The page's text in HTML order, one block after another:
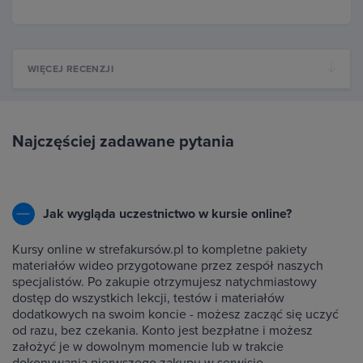
WIĘCEJ RECENZJI
Najczęściej zadawane pytania
Jak wygląda uczestnictwo w kursie online?
Kursy online w strefakursów.pl to kompletne pakiety
materiałów wideo przygotowane przez zespół naszych
specjalistów. Po zakupie otrzymujesz natychmiastowy
dostęp do wszystkich lekcji, testów i materiałów
dodatkowych na swoim koncie - możesz zacząć się uczyć
od razu, bez czekania. Konto jest bezpłatne i możesz
założyć je w dowolnym momencie lub w trakcie